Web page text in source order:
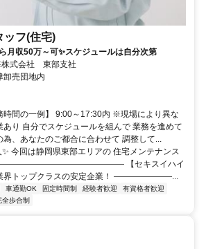
ッフ(住宅)
月収50万～可✨スケジュールは自分次第
株式会社 東部支社
卸売団地内
時間の一例】 9:00～17:30内 ※現場により異な
り 自分でスケジュールを組んで 業務を進めて
、あなたのご都合に合わせて 調整して...
今回は静岡県東部エリアの 住宅メンテナンス
!! ――――――――――――――― 【セキスイハイ
界トップクラスの安定企業！ ―――――――...
車通勤OK 固定時間制 経験者歓迎
有資格者歓迎
全歩合制